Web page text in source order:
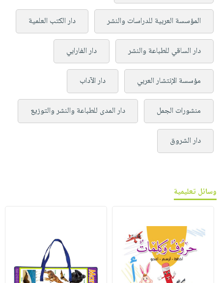
المؤسسة العربية للدراسات والنشر دار الكتب العلمية
دار الساقي للطباعة والنشر دار الفارابي
مؤسسة الإنتشار العربي دار الآداب
منشورات الجمل دار المدى للطباعة والنشر والتوزيع
دار الشروق
وسائل تعليمية